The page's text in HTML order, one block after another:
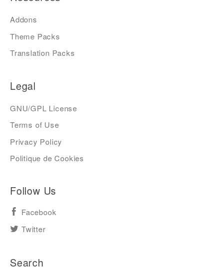
Addons
Theme Packs
Translation Packs
Legal
GNU/GPL License
Terms of Use
Privacy Policy
Politique de Cookies
Follow Us
Facebook
Twitter
Search